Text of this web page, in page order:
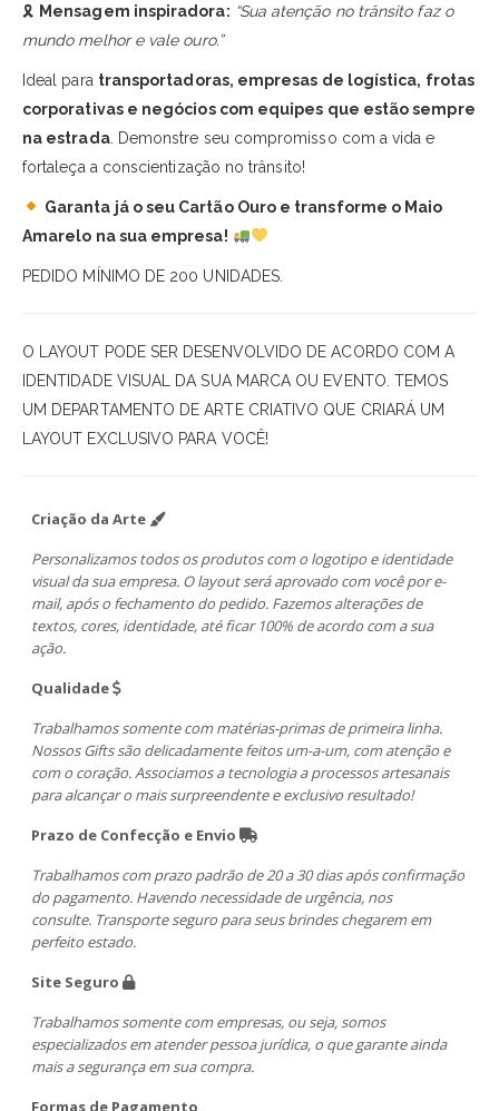
🎗 Mensagem inspiradora: “Sua atenção no trânsito faz o
mundo melhor e vale ouro.”
Ideal para transportadoras, empresas de logística, frotas
corporativas e negócios com equipes que estão sempre
na estrada. Demonstre seu compromisso com a vida e
fortaleça a conscientização no trânsito!
Garanta já o seu Cartão Ouro e transforme o Maio
Amarelo na sua empresa!
PEDIDO MÍNIMO DE 200 UNIDADES.
O LAYOUT PODE SER DESENVOLVIDO DE ACORDO COM A
IDENTIDADE VISUAL DA SUA MARCA OU EVENTO. TEMOS
UM DEPARTAMENTO DE ARTE CRIATIVO QUE CRIARÁ UM
LAYOUT EXCLUSIVO PARA VOCÊ!
Criação da Arte
Personalizamos todos os produtos com o logotipo e identidade
visual da sua empresa. O layout será aprovado com você por e-
mail, após o fechamento do pedido. Fazemos alterações de
textos, cores, identidade, até ficar 100% de acordo com a sua
ação.
Qualidade
Trabalhamos somente com matérias-primas de primeira linha.
Nossos Gifts são delicadamente feitos um-a-um, com atenção e
com o coração. Associamos a tecnologia a processos artesanais
para alcançar o mais surpreendente e exclusivo resultado!
Prazo de Confecção e Envio
Trabalhamos com prazo padrão de 20 a 30 dias após confirmação
do pagamento. Havendo necessidade de urgência, nos
consulte. Transporte seguro para seus brindes chegarem em
perfeito estado.
Site Seguro
Trabalhamos somente com empresas, ou seja, somos
especializados em atender pessoa jurídica, o que garante ainda
mais a segurança em sua compra.